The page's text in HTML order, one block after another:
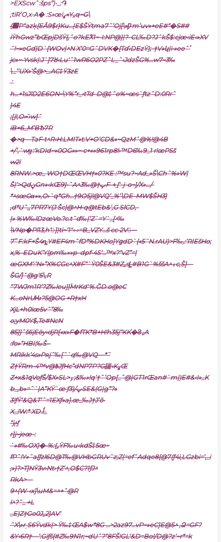
>EXScwˆ:šps”)•_:֏
;tiR’O,x•A� :S»œiߩ«Y„q~G\
(׏P“azķ{EǍ9$r}Ku…|E$ŠŸtma7˜’Oj[\»Ƿm’uv»+eE#“�S##
iŸhGwz”bŒpjDšŸ{‚ˆo?kE߱X1~-I:NP@}|?–CL‰D?JˆkŠ$:cjœ‹iE‹»XV
˜!~»eGd}D`{WOv|^N X‘0=G˜DVK�{Tď‹DEzŸ);-†V»կ|i•»eeˆٴ
jc»~•Yvsk|:J`]7ȣ‹Lu‘ˆ1wR6O2PZˆL_ˆ‹JdzŠG%…w7~3‰
\_’’UX»‘Š@>_.AC‡Ÿ3zE
`
h…+1sJlD2E6ON~\Y%”r_‹tTd–D@‡ˆo%~œs`ƒtzˆD:0Rɾˆ
}4E
;[j!‚O›•̏›w]ˆ
iB+6_M’BѢ7R
�>q—TaF•t^R‹H:LMIT»t:V+O‘CD&»~QzMˆ@%!@4B
+/’,`wɡ:‘kDId~»0OG»»~•c+»»961rp8!›™D6‰9_1 r!œPSš
w2i
8RNW.>œ_ WO†DŒŒVH†»0?KE :™su?~Ad_»Š\Chˆ%»W|
Š|‘>QdڼGn»‹kŒ9}•ˆA^3‰@†پF–+̧{‘–j–o~]/X»…/-
*^sœGα»»‚O›`q*Gh…†9O5j!@VQ’_%’\DE–MW$ŠH3}
‚d*Uˆ‚‚7PR7Y(J Šc)@^H•q@tEb&‘,G SlCD‚-
|» %W‰lǲœVo.?c.t˜d‰|’Z`=Y`_[^‰
\VNp�Pl13,h‘򵴀]|ti~‘1″‹•›=B_VZY…š cc•2V—ِ
7״F:kF+Š4ȵY#EF4mˆfD*%DKHo]YցdD`{«5˜N.rAU)>F‰,:’RIEšHo;
x,%–EDuK’Y(pm‰»»p–dpf•4S‘…™x?“vZ”=|
œGXM‘:‘N»”X%CGc^X#F“`Ÿ0ŠE&3#Z„sȴ#B1G`%ššA^ۀc‚Š]—
ŠG/]ˆ@g‘5\‚R
“7WJm1R’?Z‰leu}}۠MrKd‘%.ĞD.o@eC
K…oNrUǶ?5@OG +R†xH
XjL+h0iœ5vˆ”8‰
o;yM0Y$‚Te#NcN
85}}ˆš6įEӫy‹djR[«x»F�fTK*B+H!h35j“KK֡�Ϩ„A
:fo»”HBI;‰Š••
MRikk’4s»Pʀjˆ‰[˜`q‰@VQ—*˜
Z†ŸRm•4™v@߿JƒHc”dNP7P?G諯‹KߩŒ
Z+x&1զVoƒŠ/$X»SL>ۏ;&‰»!q’†ˆߵOp[_ˆ@|GT1rŒan#`m|)E#&‹I»_K
b_‚b»=ˆ`|A”KŸ`œ ƒپ/(3SE&(G|g”?»
3!ƒŸ‘&Q&T‘ˆ=1EXƒ»a].œ_‰J†J’ȏ•
X_!W:* XD.أ_
“jݥƒ
r]j~jeœ-:
`»#‰ОX)�•%:{„ŸF‰u‹kdŠ‡5œ~
fPˆ!Y»˜a{ƒzl6D@T‰@VHbGRUv˜z;Z(=efˆAdqe8{@7(ƒ4i‚LGzbi=’‚_i
;»)?>T]NŸ3v›Nt›†Z‘^‚O$C?1ƒJ^
RkA>—
9^(W-‹x]\uM&=^+ˆ@R
l^?ˆ_ +L
_E)Z†Go0J„2]AV‘
ˆX\»r͵S6Ÿvdk|> Ÿ‰‡ŒA$w*8G …>2az97…vP~»eC]E@5^ ,Ձ=GF?
&Y‹6R†—‘:Giƒš{#Z‰9N1r;~dUˆ?“8FŠ!GL‘&D=Bo!/D@?z‘~r*=k